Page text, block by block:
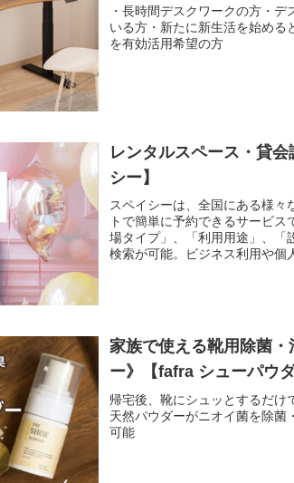
・長時間デスクワークの方・
いる方・新たに新生活を始める
を有効活用希望の方
レンタルスペース・貸
シー】
スペイシーは、全国にある様々
トで簡単に予約できるサービ
場タイプ」、「利用用途」、「
検索が可能。ビジネス利用や個
家族で使える靴用除菌
ー》【fafra シューパウダ
帰宅後、靴にシュッとするだけ
天然パウダーがニオイ菌を除菌
可能